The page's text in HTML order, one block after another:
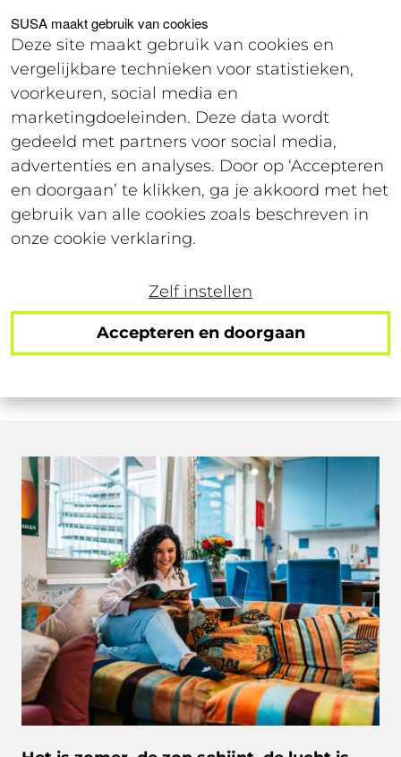
SUSA maakt gebruik van cookies
Deze site maakt gebruik van cookies en
vergelijkbare technieken voor statistieken,
voorkeuren, social media en
marketingdoeleinden. Deze data wordt
gedeeld met partners voor social media,
advertenties en analyses. Door op ‘Accepteren
en doorgaan’ te klikken, ga je akkoord met het
gebruik van alle cookies zoals beschreven in
onze cookie verklaring.
Zelf instellen
Accepteren en doorgaan
Voor studenten Voor werkgevers
Login
Not sooo lonely summer
31 juli 2023
Leestijd: 3 minuten
Volg ons op social!